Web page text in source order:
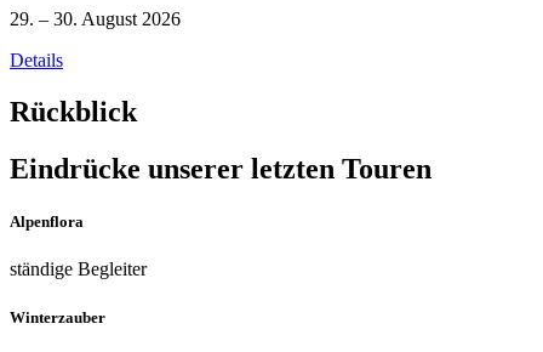
29. – 30. August 2026
Details
Rückblick
Eindrücke unserer letzten Touren
Alpenflora
ständige Begleiter
Winterzauber